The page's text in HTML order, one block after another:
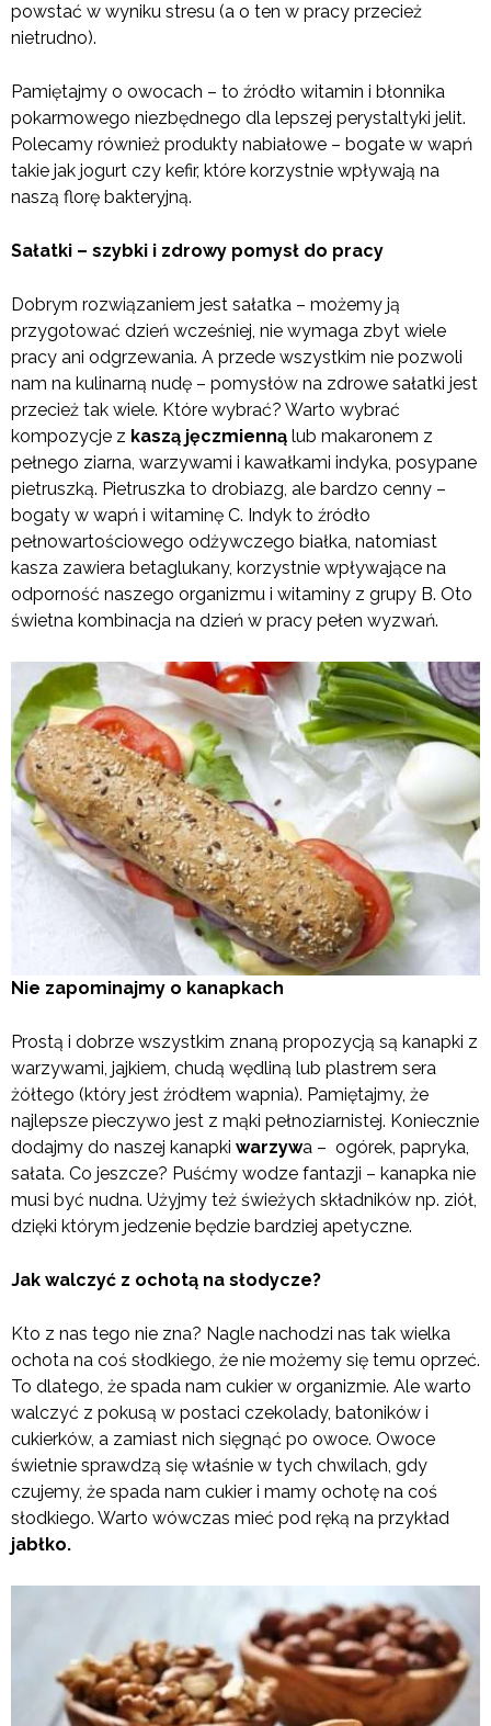
powstać w wyniku stresu (a o ten w pracy przecież
nietrudno).
Pamiętajmy o owocach – to źródło witamin i błonnika
pokarmowego niezbędnego dla lepszej perystaltyki jelit.
Polecamy również produkty nabiałowe – bogate w wapń
takie jak jogurt czy kefir, które korzystnie wpływają na
naszą florę bakteryjną.
Sałatki – szybki i zdrowy pomysł do pracy
Dobrym rozwiązaniem jest sałatka – możemy ją
przygotować dzień wcześniej, nie wymaga zbyt wiele
pracy ani odgrzewania. A przede wszystkim nie pozwoli
nam na kulinarną nudę – pomysłów na zdrowe sałatki jest
przecież tak wiele. Które wybrać? Warto wybrać
kompozycje z kaszą jęczmienną lub makaronem z
pełnego ziarna, warzywami i kawałkami indyka, posypane
pietruszką. Pietruszka to drobiazg, ale bardzo cenny –
bogaty w wapń i witaminę C. Indyk to źródło
pełnowartościowego odżywczego białka, natomiast
kasza zawiera betaglukany, korzystnie wpływające na
odporność naszego organizmu i witaminy z grupy B. Oto
świetna kombinacja na dzień w pracy pełen wyzwań.
Nie zapominajmy o kanapkach
Prostą i dobrze wszystkim znaną propozycją są kanapki z
warzywami, jajkiem, chudą wędliną lub plastrem sera
żółtego (który jest źródłem wapnia). Pamiętajmy, że
najlepsze pieczywo jest z mąki pełnoziarnistej. Koniecznie
dodajmy do naszej kanapki warzywa – ogórek, papryka,
sałata. Co jeszcze? Puśćmy wodze fantazji – kanapka nie
musi być nudna. Użyjmy też świeżych składników np. ziół,
dzięki którym jedzenie będzie bardziej apetyczne.
Jak walczyć z ochotą na słodycze?
Kto z nas tego nie zna? Nagle nachodzi nas tak wielka
ochota na coś słodkiego, że nie możemy się temu oprzeć.
To dlatego, że spada nam cukier w organizmie. Ale warto
walczyć z pokusą w postaci czekolady, batoników i
cukierków, a zamiast nich sięgnąć po owoce. Owoce
świetnie sprawdzą się właśnie w tych chwilach, gdy
czujemy, że spada nam cukier i mamy ochotę na coś
słodkiego. Warto wówczas mieć pod ręką na przykład
jabłko.